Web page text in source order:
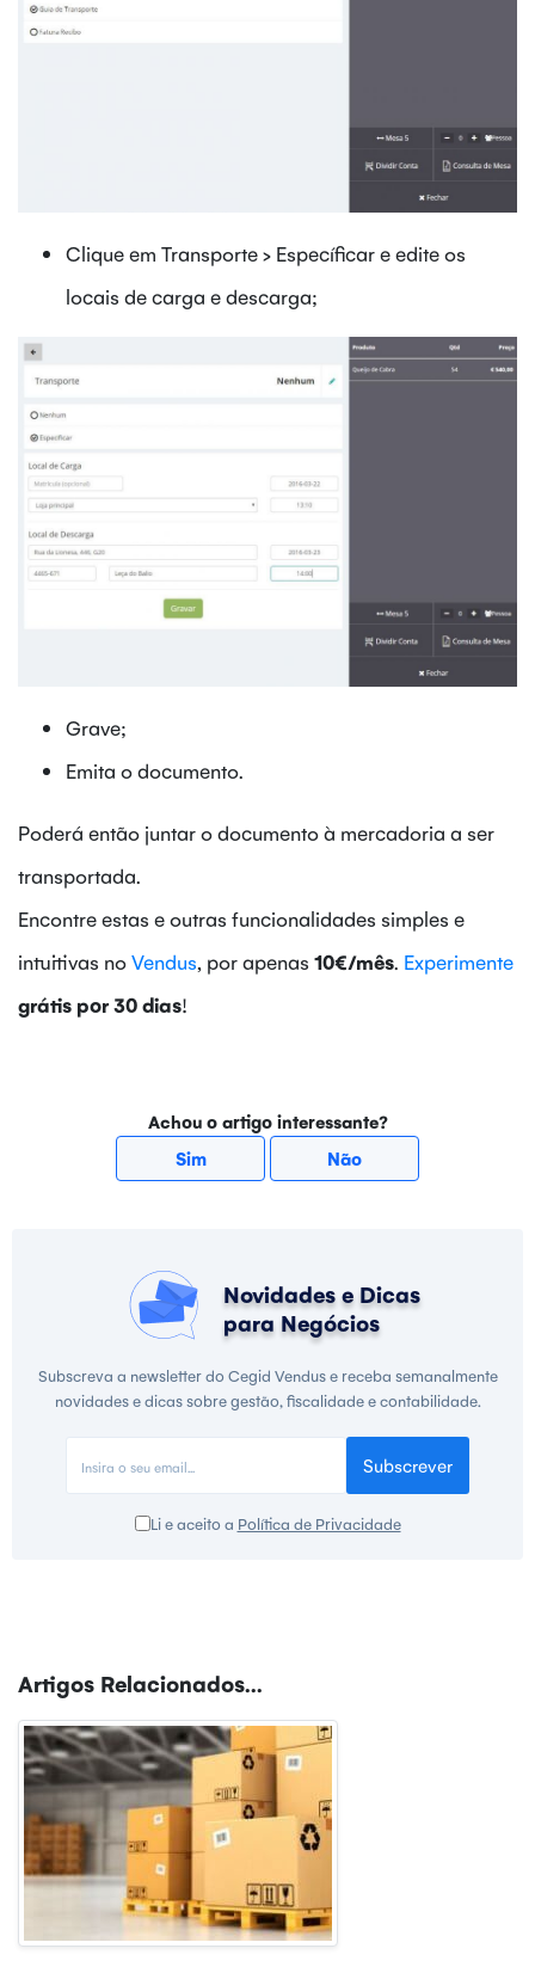
Clique em Transporte > Específicar e edite os
locais de carga e descarga;
Grave;
Emita o documento.
Poderá então juntar o documento à mercadoria a ser
transportada.
Encontre estas e outras funcionalidades simples e
intuitivas noVendus, por apenas 10€/mês. Experimente
grátis por 30 dias!
Achou o artigo interessante?
Sim
Não
Novidades e Dicas
para Negócios
Subscreva a newsletter do Cegid Vendus e receba semanalmente
novidades e dicas sobre gestão, fiscalidade e contabilidade.
Subscrever
Li e aceito a Política de Privacidade
Artigos Relacionados...